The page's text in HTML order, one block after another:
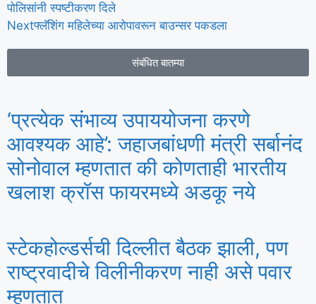
पोलिसांनी स्पष्टीकरण दिले
Nextफ्लॅशिंग महिलेच्या आरोपावरून बाउन्सर पकडला
संबंधित बातम्या
‘प्रत्येक संभाव्य उपाययोजना करणे
आवश्यक आहे’: जहाजबांधणी मंत्री सर्बानंद
सोनोवाल म्हणतात की कोणताही भारतीय
खलाश क्रॉस फायरमध्ये अडकू नये
स्टेकहोल्डर्सची दिल्लीत बैठक झाली, पण
राष्ट्रवादीचे विलीनीकरण नाही असे पवार
म्हणतात